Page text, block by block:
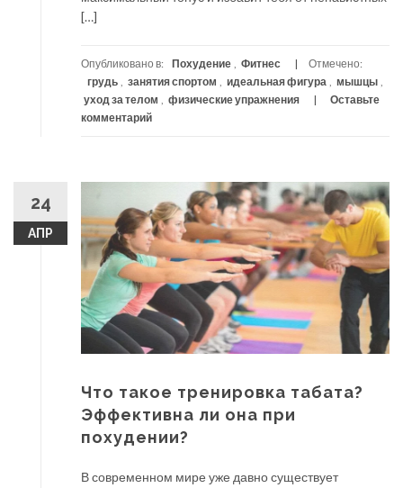
[…]
Опубликовано в: Похудение Фитнес
Отмечено:
грудь
занятия спортом идеальная фигура мышцы
уход за телом
физические упражнения
Оставьте
комментарий
24
АПР
Что такое тренировка табата?
Эффективна ли она при
похудении?
В современном мире уже давно существует